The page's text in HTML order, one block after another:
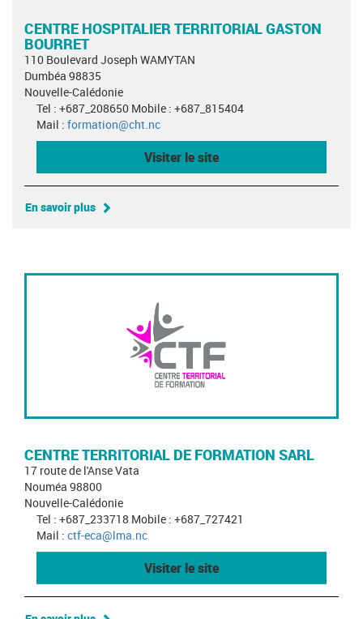
CENTRE HOSPITALIER TERRITORIAL GASTON
BOURRET
110 Boulevard Joseph WAMYTAN
Dumbéa 98835
Nouvelle-Calédonie
Tel : +687_208650 Mobile : +687_815404
Mail : formation@cht.nc
Visiter le site
En savoir plus
CENTRE TERRITORIAL DE FORMATION SARL
17 route de l'Anse Vata
Nouméa 98800
Nouvelle-Calédonie
Tel : +687_233718 Mobile : +687_727421
Mail : ctf-eca@lma.nc
Visiter le site